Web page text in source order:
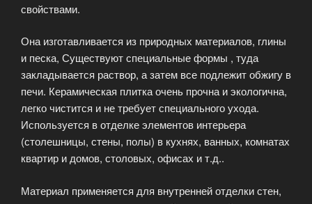
свойствами.
Она изготавливается из природных материалов, глины
и песка, Существуют специальные формы , туда
закладывается раствор, а затем все подлежит обжигу в
печи. Керамическая плитка очень прочна и экологична,
легко чистится и не требует специального ухода.
Используется в отделке элементов интерьера
(столешницы, стены, полы) в кухнях, ванных, комнатах
квартир и домов, столовых, офисах и т.д..
Материал применяется для внутренней отделки стен,